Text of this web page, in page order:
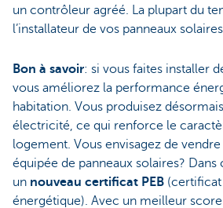
un contrôleur agréé. La plupart du
l’installateur de vos panneaux
Bon à savoir: si vous faites installer
vous améliorez la performance
habitation. Vous produisez
électricité, ce qui renforce le
logement. Vous envisagez de
équipée de panneaux solaires? Dans
un nouveau certificat PEB
énergétique). Avec un meilleur